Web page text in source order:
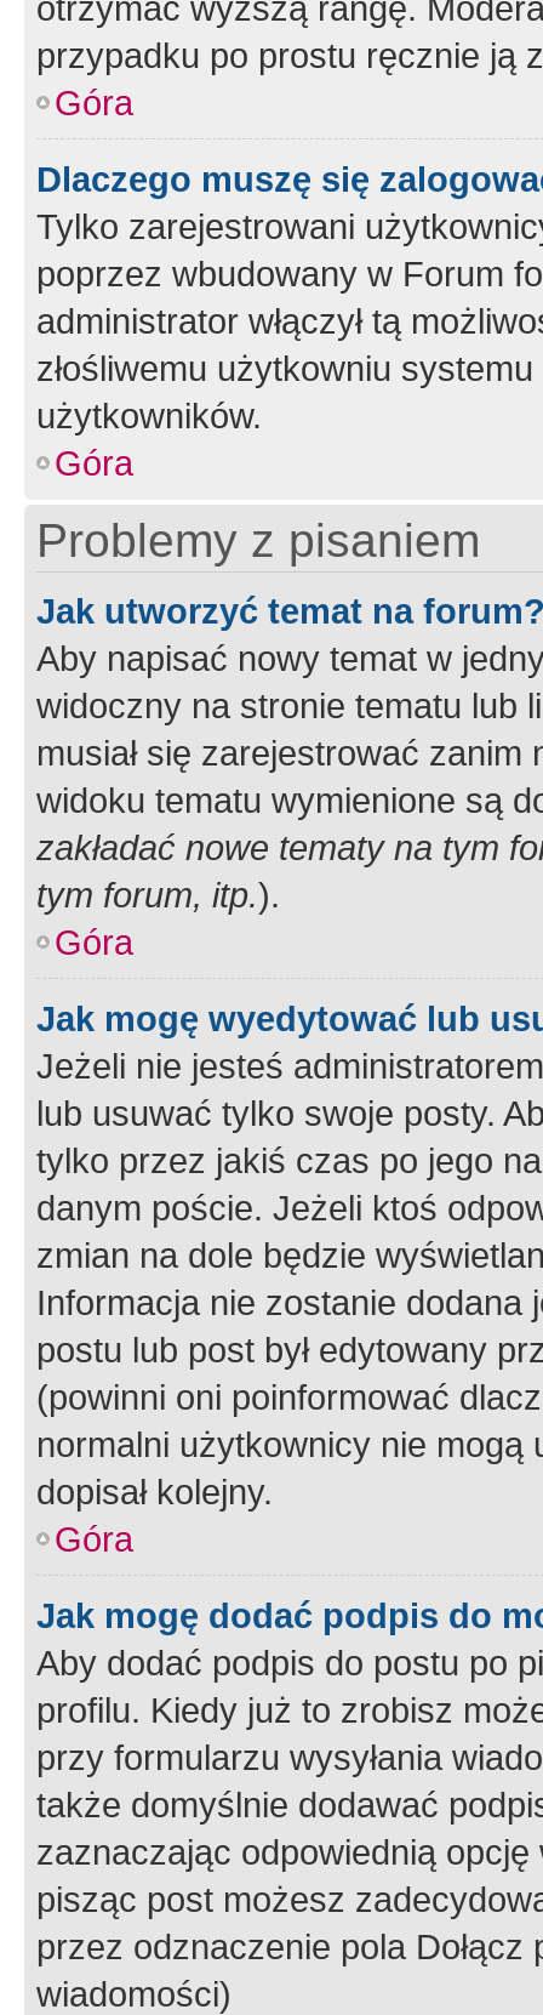
przypadku po prostu ręcznie ją
Góra
Dlaczego muszę się
Tylko zarejestrowani
poprzez wbudowany w Forum
administrator włączył tą
złośliwemu użytkowniu
użytkowników.
Góra
Problemy z pisaniem
Jak utworzyć temat na
Aby napisać nowy temat w
widoczny na stronie tematu lub
musiał się zarejestrować
widoku tematu wymienione są
zakładać nowe tematy na tym
tym forum, itp.).
Góra
Jak mogę wyedytować lub
Jeżeli nie jesteś
lub usuwać tylko swoje posty.
tylko przez jakiś czas po jego
danym poście. Jeżeli ktoś
zmian na dole będzie
Informacja nie zostanie dodana
postu lub post był edytowany
(powinni oni poinformować
normalni użytkownicy nie
dopisał kolejny.
Góra
Jak mogę dodać podpis do
Aby dodać podpis do postu po
profilu. Kiedy już to zrobisz
przy formularzu wysyłania
także domyślnie dodawać
zaznaczając odpowiednią
pisząc post możesz
przez odznaczenie pola
wiadomości)